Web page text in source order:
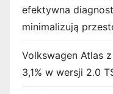
efektywna
minimalizują
Volkswagen Atlas
3,1% w wersji 2.0